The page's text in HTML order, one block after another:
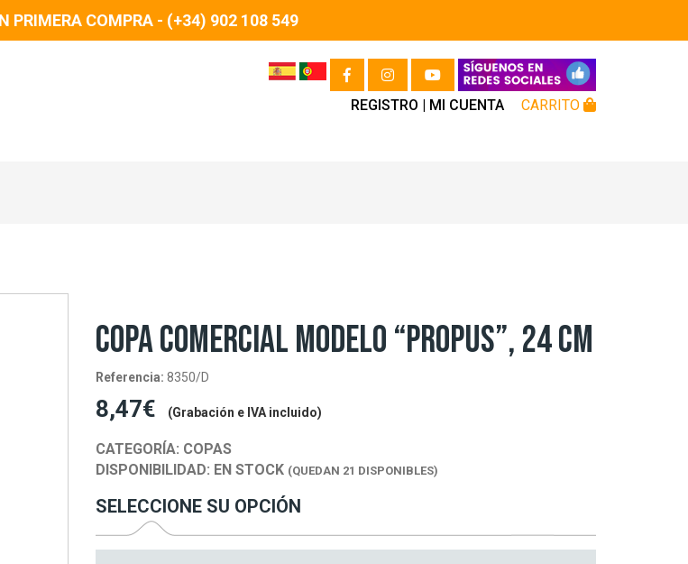
PRIMERA COMPRA - (+34) 902 108 549
REGISTRO | MI CUENTA CARRITO
COPA COMERCIAL MODELO “PROPUS”, 24 CM
Referencia: 8350/D
8,47€ (Grabación e IVA incluido)
CATEGORÍA: COPAS
DISPONIBILIDAD: EN STOCK (QUEDAN 21 DISPONIBLES)
SELECCIONE SU OPCIÓN